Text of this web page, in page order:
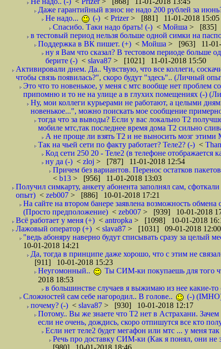
Даже гарантийный взнос не надо 200 рублей за
Не надо...
(-) < Prizer> [881] 11-01-2018 15:05
Спасибо. Таки надо брать! (-) < Мойша > [835]
в тестовый период нельзя больше одной симки на
Поддержка в ВК пишет. (+) < Мойша > [963] 11-01-
ну я Вам что сказал? В тестовом периоде больше
берите (-) < slava87 > [1021] 11-01-2018 15:50
Активировали днем. Да.. Чувствую, что все коллеги,
чтобы связь появилась?", скоро будут "здесь".. (Личный
Это что то новенькое, у меня с мтс вообще нет проблем
припомню и то не на улице а в глухих помещениях (-)
Ну, мои коллеги курьерами не работают, а целыми
новенькое...", можно поискать мое сообщение
тогда что за выводы? Если у вас локально Т2
мобиле мтс,так последнее время дома Т2 сильно
А не проще ли взять Т2 и не выносить мозг
Так на чьей сети по факту работает? Теле2? (-) <
Код сети 250 20 - Теле2 (в телефоне отображается
ну да (-) < zloj > [787] 11-01-2018 12:54
Причем без вариантов. Перенос остатков
< b13 > [956] 11-01-2018 13:03
Получил симкарту, анкету абонента заполнял сам,
опыт) < zeb007 > [886] 10-01-2018 17:21
На сайте на втором банере заявлена возможность
(Просто предположение) < zeb007 > [939] 10-01-2018
Всё работает у меня (+) < antropka > [1098] 10-01-2018
Лажовый оператор (+) < slava87 > [1031] 09-01-2018 12:00
"ведь абоняру наверно будут списывать сразу за целый
10-01-2018 14:21
Да, тогда в принципе даже хорошо, что с этим не
[911] 10-01-2018 15:23
Неугомонный..
Ты СИМ-ки покупаешь для того
2018 18:53
в большинстве случаев я выжимаю из нее какие-то
Сложностей сам себе нагородил.. В голове..
(-)
почему? (-) < slava87 > [930] 10-01-2018 12:17
Потому.. Вы же знаете что Т2 нет в Астрахани.
если не очень, дождись, скоро отпишутся все кто
Если нет теле2 будет мегафон или мтс ... у меня
Речь про доставку СИМ-ки (Как я понял, они не
[980] 10-01-2018 18:46